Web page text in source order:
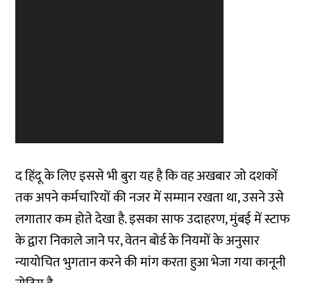
द हिंदू के लिए इससे भी बुरा यह है कि वह अखबार जो दशकों
तक अपने कर्मचारियों की नजर में सम्मान रखता था, उसने उसे
लगातार कम होते देखा है. इसका साफ उदाहरण, मुंबई में स्टाफ
के द्वारा निकाले जाने पर, वेतन बोर्ड के नियमों के अनुसार
न्यायोचित भुगतान करने की मांग करता हुआ भेजा गयाकानूनी